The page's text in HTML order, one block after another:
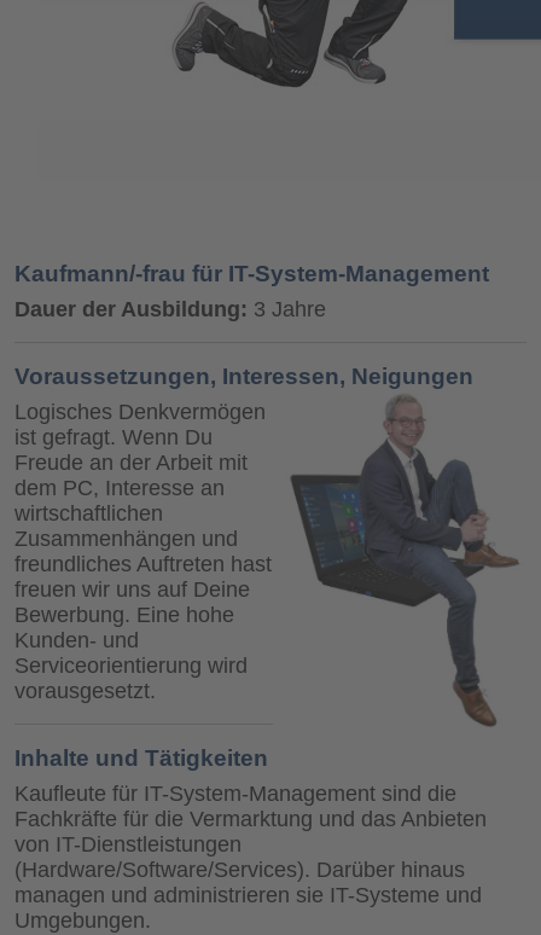
Kaufmann/-frau für IT-System-Management
Dauer der Ausbildung: 3 Jahre
Voraussetzungen, Interessen, Neigungen
Logisches Denkvermögen
ist gefragt. Wenn Du
Freude an der Arbeit mit
dem PC, Interesse an
wirtschaftlichen
Zusammenhängen und
freundliches Auftreten hast
freuen wir uns auf Deine
Bewerbung. Eine hohe
Kunden- und
Serviceorientierung wird
vorausgesetzt.
Inhalte und Tätigkeiten
Kaufleute für IT-System-Management sind die
Fachkräfte für die Vermarktung und das Anbieten
von IT-Dienstleistungen
(Hardware/Software/Services). Darüber hinaus
managen und administrieren sie IT-Systeme und
Umgebungen.